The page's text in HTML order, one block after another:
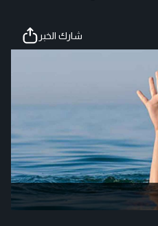
شارك الخبر